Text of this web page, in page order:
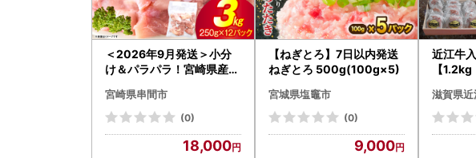
＜2026年9月発送＞小分
け＆パラパラ！宮崎県産鶏
-009-2609
宮崎県串間市
(0)
18,000
【ねぎとろ】7日以内発送
ねぎとろ 500g(100g×5)
宮城県塩竈市
(0)
9,000
近江牛
【
滋賀県